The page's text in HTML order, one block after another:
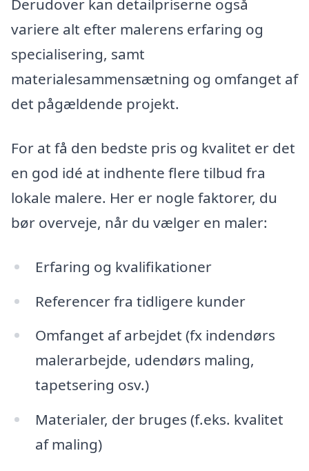
Derudover kan detailpriserne også
variere alt efter malerens erfaring og
specialisering, samt
materialesammensætning og omfanget af
det pågældende projekt.
For at få den bedste pris og kvalitet er det
en god idé at indhente flere tilbud fra
lokale malere. Her er nogle faktorer, du
bør overveje, når du vælger en maler:
Erfaring og kvalifikationer
Referencer fra tidligere kunder
Omfanget af arbejdet (fx indendørs
malerarbejde, udendørs maling,
tapetsering osv.)
Materialer, der bruges (f.eks. kvalitet
af maling)